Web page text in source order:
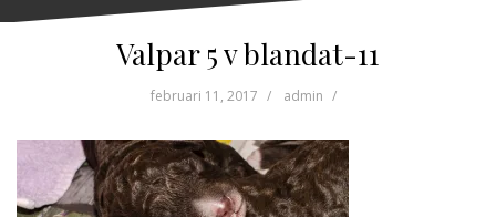
Valpar 5 v blandat-11
februari 11, 2017 admin